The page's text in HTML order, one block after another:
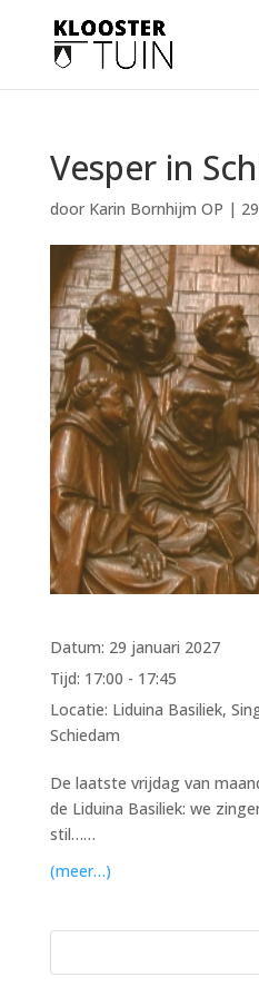
Vesper in
door Karin Bornhijm OP |
Datum: 29 januari 2027
Tijd: 17:00 - 17:45
Locatie: Liduina Basiliek,
Schiedam
De laatste vrijdag van
de Liduina Basiliek: we
stil……
(meer…)